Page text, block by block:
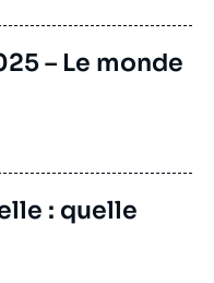
– Le monde
: quelle